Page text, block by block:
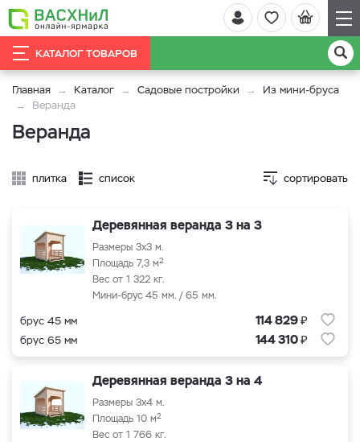
КАТАЛОГ ТОВАРОВ
Главная Каталог Садовые постройки
Из мини-бруса
Веранда
Веранда
плитка список сортировать
Деревянная веранда 3 на 3
Размеры 3x3 м.
Площадь 7,3 м2
Вес от 1 322 кг.
Мини-брус 45 мм. / 65 мм.
брус 45 мм 114 829₽
брус 65 мм 144 310₽
Деревянная веранда 3 на 4
Размеры 3x4 м.
Площадь 10 м2
Вес от 1 766 кг.